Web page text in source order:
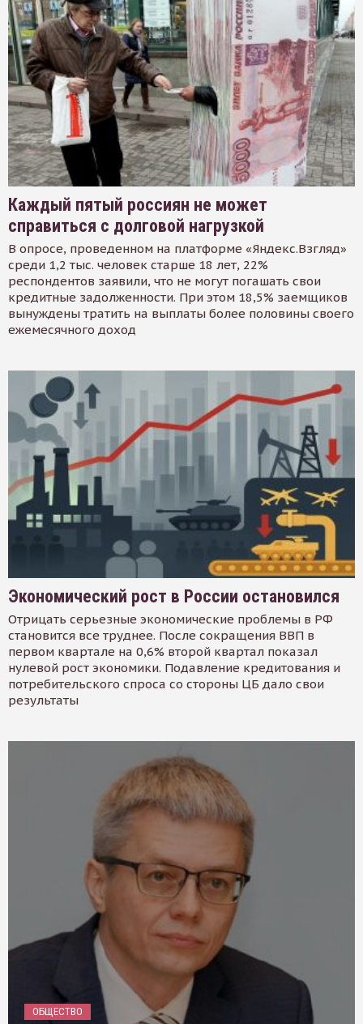
Каждый пятый россиян не может
справиться с долговой нагрузкой
В опросе, проведенном на платформе «Яндекс.Взгляд»
среди 1,2 тыс. человек старше 18 лет, 22%
респондентов заявили, что не могут погашать свои
кредитные задолженности. При этом 18,5% заемщиков
вынуждены тратить на выплаты более половины своего
ежемесячного доход
Экономический рост в России остановился
Отрицать серьезные экономические проблемы в РФ
становится все труднее. После сокращения ВВП в
первом квартале на 0,6% второй квартал показал
нулевой рост экономики. Подавление кредитования и
потребительского спроса со стороны ЦБ дало свои
результаты
ОБЩЕСТВО